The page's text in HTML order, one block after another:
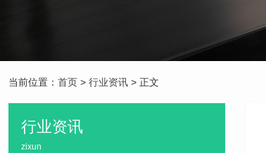
当前位置： 首页 > 行业资讯 > 正文
行业资讯
zixun